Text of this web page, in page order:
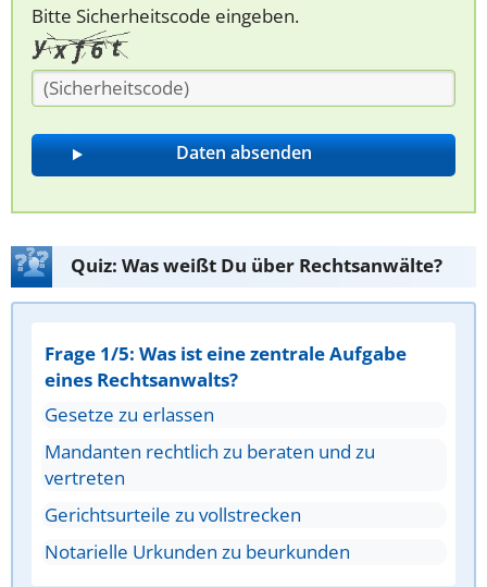
Bitte Sicherheitscode eingeben.
Quiz: Was weißt Du über Rechtsanwälte?
Frage 1/5: Was ist eine zentrale Aufgabe
eines Rechtsanwalts?
Gesetze zu erlassen
Mandanten rechtlich zu beraten und zu
vertreten
Gerichtsurteile zu vollstrecken
Notarielle Urkunden zu beurkunden